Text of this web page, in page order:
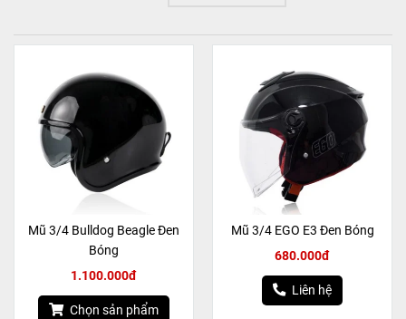
Mũ 3/4 Bulldog Beagle Đen
Bóng
1.100.000đ
Chọn sản phẩm
Mũ 3/4 EGO E3 Đen Bóng
680.000đ
Liên hệ